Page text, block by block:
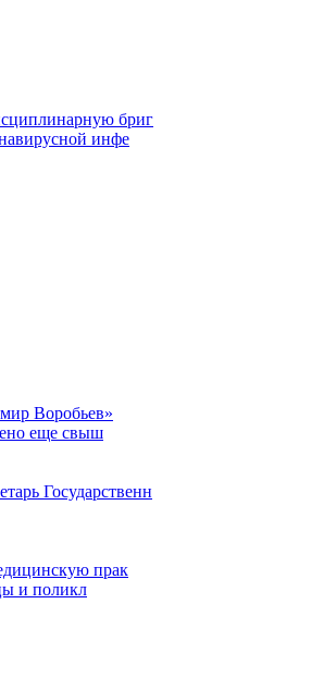
бриг
инфе
Воробьев»
еще свыш
Государственн
прак
и поликл